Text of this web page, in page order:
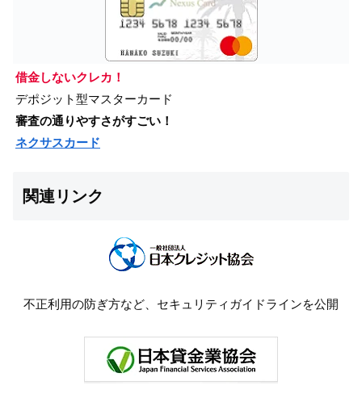
借金しないクレカ！
デポジット型マスターカード
審査の通りやすさがすごい！
ネクサスカード
関連リンク
不正利用の防ぎ方など、セキュリティガイドラインを公開